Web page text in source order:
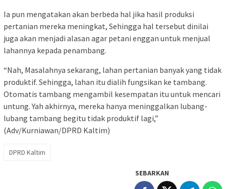
Ia pun mengatakan akan berbeda hal jika hasil produksi
pertanian mereka meningkat, Sehingga hal tersebut dinilai
juga akan menjadi alasan agar petani enggan untuk menjual
lahannya kepada penambang.
“Nah, Masalahnya sekarang, lahan pertanian banyak yang tidak
produktif. Sehingga, lahan itu dialih fungsikan ke tambang.
Otomatis tambang mengambil kesempatan itu untuk mencari
untung. Yah akhirnya, mereka hanya meninggalkan lubang-
lubang tambang begitu tidak produktif lagi,”
(Adv/Kurniawan/DPRD Kaltim)
DPRD Kaltim
SEBARKAN